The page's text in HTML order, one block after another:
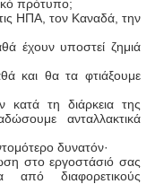
πρότυπο;
ΗΠΑ, τον Καναδά, την
έχουν υποστεί ζημιά
και θα τα φτιάξουμε
κατά τη διάρκεια της
ανταλλακτικά
δυνατόν·
στο εργοστάσιό σας
διαφορετικούς